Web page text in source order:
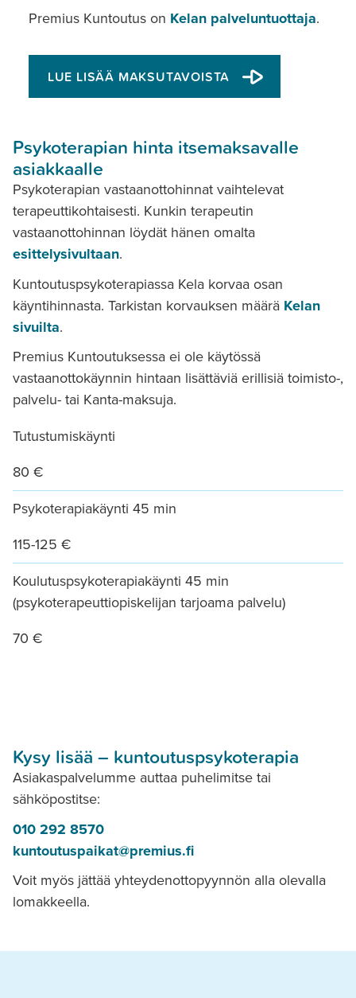
Premius Kuntoutus on Kelan palveluntuottaja.
LUE LISÄÄ MAKSUTAVOISTA
Psykoterapian hinta itsemaksavalle
asiakkaalle
Psykoterapian vastaanottohinnat vaihtelevat
terapeuttikohtaisesti. Kunkin terapeutin
vastaanottohinnan löydät hänen omalta
esittelysivultaan.
Kuntoutuspsykoterapiassa Kela korvaa osan
käyntihinnasta. Tarkistan korvauksen määrä Kelan
sivuilta.
Premius Kuntoutuksessa ei ole käytössä
vastaanottokäynnin hintaan lisättäviä erillisiä toimisto-,
palvelu- tai Kanta-maksuja.
Tutustumiskäynti
80 €
Psykoterapiakäynti 45 min
115-125 €
Koulutuspsykoterapiakäynti 45 min
(psykoterapeuttiopiskelijan tarjoama palvelu)
70 €
Kysy lisää – kuntoutuspsykoterapia
Asiakaspalvelumme auttaa puhelimitse tai
sähköpostitse:
010 292 8570
kuntoutuspaikat@premius.fi
Voit myös jättää yhteydenottopyynnön alla olevalla
lomakkeella.